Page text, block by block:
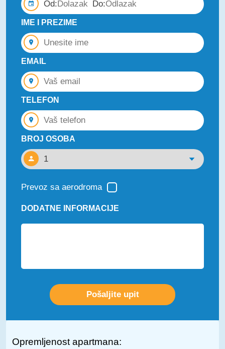
Od: Do:
IME I PREZIME
EMAIL
TELEFON
BROJ OSOBA
Prevoz sa aerodroma
DODATNE INFORMACIJE
Opremljenost apartmana: